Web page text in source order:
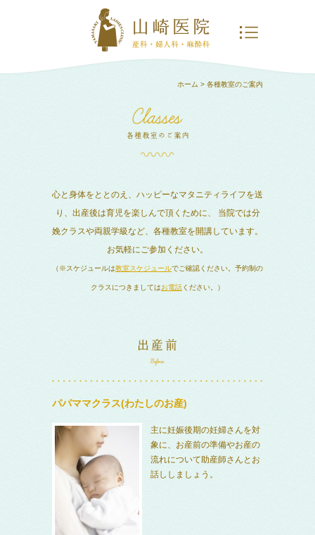
ホーム > 各種教室のご案内
心と身体をととのえ、ハッピーなマタニティライフを送
り、出産後は育児を楽しんで頂くために、
当院では分
娩クラスや両親学級など、各種教室を開講しています。
お気軽にご参加ください。
（※スケジュールは教室スケジュールでご確認ください。予約制の
クラスにつきましてはお電話ください。）
パパママクラス(わたしのお産)
主に妊娠後期の妊婦さんを対
象に、お産前の準備やお産の
流れについて助産師さんとお
話ししましょう。